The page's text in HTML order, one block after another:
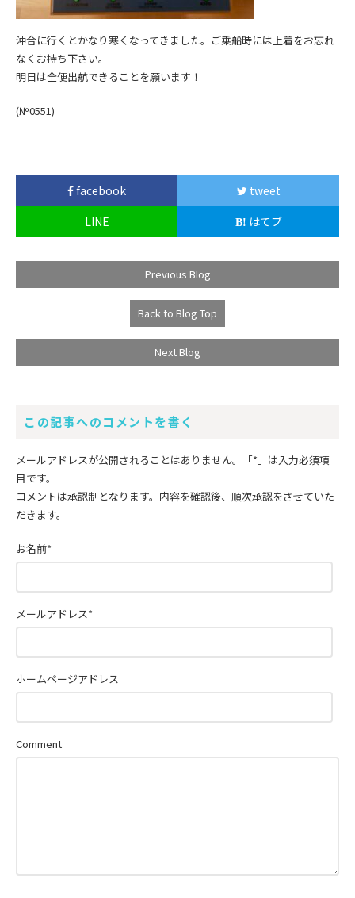
沖合に行くとかなり寒くなってきました。ご乗船時には上着をお忘れ
なくお持ち下さい。
明日は全便出航できることを願います！
(№0551)
facebook
tweet
LINE
はてブ
Previous Blog
Back to Blog Top
Next Blog
この記事へのコメントを書く
メールアドレスが公開されることはありません。 「*」 は入力必須項
目です。
コメントは承認制となります。内容を確認後、順次承認をさせていた
だきます。
Comment
お名前*
メールアドレス*
ホームページアドレス